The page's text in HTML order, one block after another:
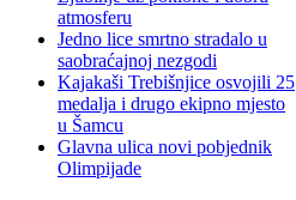
atmosferu
Jedno lice smrtno stradalo u
saobraćajnoj nezgodi
Kajakaši Trebišnjice osvojili 25
medalja i drugo ekipno mjesto
u Šamcu
Glavna ulica novi pobjednik
Olimpijade